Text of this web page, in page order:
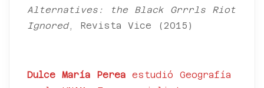
Alternatives: the Black Grrrls Riot
Ignored, Revista Vice (2015)
Dulce María Perea estudió Geografía